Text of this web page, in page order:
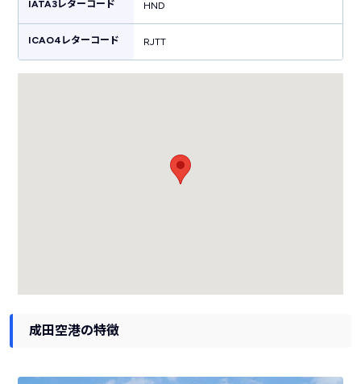
IATA3レターコード HND
ICAO4レターコード RJTT
成田空港の特徴